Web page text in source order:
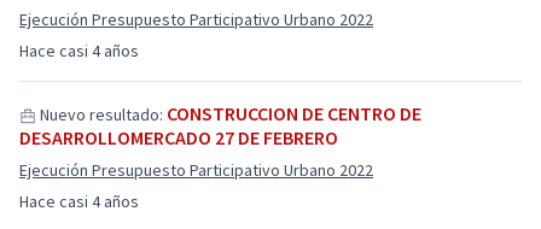
Hace casi 4 años
Ejecución Presupuesto Participativo Urbano 2022
Hace casi 4 años
Nuevo resultado: CONSTRUCCION DE CENTRO DE
DESARROLLOMERCADO 27 DE FEBRERO
Ejecución Presupuesto Participativo Urbano 2022